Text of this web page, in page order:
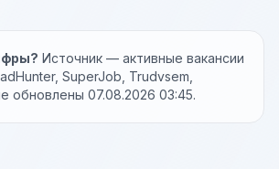
Источник — активные вакансии
SuperJob, Trudvsem,
обновлены 07.08.2026 03:45.